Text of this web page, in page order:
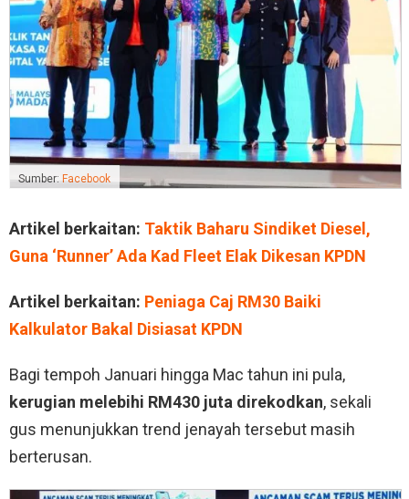
Sumber: Facebook
Artikel berkaitan: Taktik Baharu Sindiket Diesel,
Guna ‘Runner’ Ada Kad Fleet Elak Dikesan KPDN
Artikel berkaitan: Peniaga Caj RM30 Baiki
Kalkulator Bakal Disiasat KPDN
Bagi tempoh Januari hingga Mac tahun ini pula,
kerugian melebihi RM430 juta direkodkan, sekali
gus menunjukkan trend jenayah tersebut masih
berterusan.